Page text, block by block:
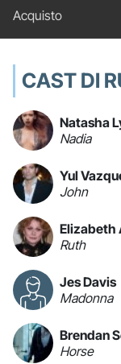
CAST DI
Natasha
Nadia
Yul
John
Elizabeth
Ruth
Jes Davis
Madonna
Brendan
Horse